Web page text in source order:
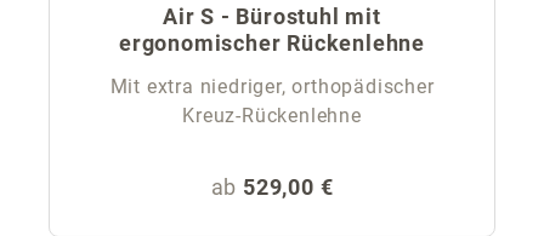
Air S - Bürostuhl mit
ergonomischer Rückenlehne
Mit extra niedriger, orthopädischer
Kreuz-Rückenlehne
Regulärer Preis:
ab 529,00 €